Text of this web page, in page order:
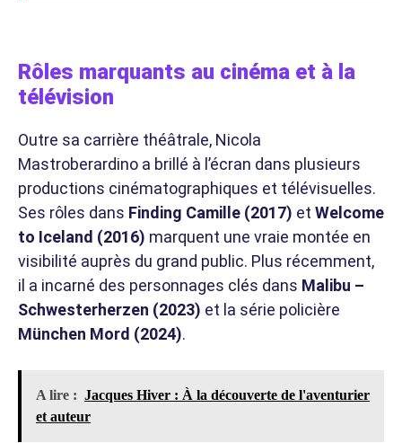
Rôles marquants au cinéma et à la
télévision
Outre sa carrière théâtrale, Nicola
Mastroberardino a brillé à l’écran dans plusieurs
productions cinématographiques et télévisuelles.
Ses rôles dans Finding Camille (2017) et Welcome
to Iceland (2016) marquent une vraie montée en
visibilité auprès du grand public. Plus récemment,
il a incarné des personnages clés dans Malibu –
Schwesterherzen (2023) et la série policière
München Mord (2024).
A lire : Jacques Hiver : À la découverte de l'aventurier
et auteur